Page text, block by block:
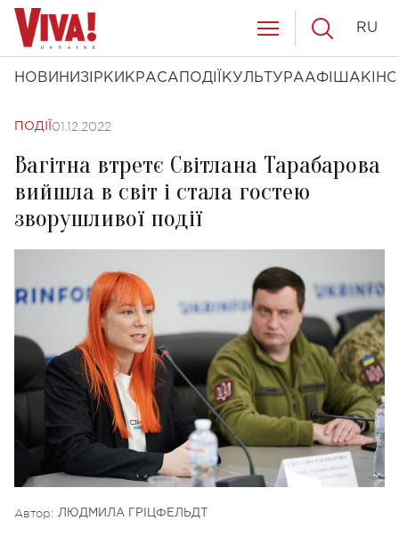
НОВИНИ ЗІРКИ КРАСА ПОДІЇ КУЛЬТУРААФІША КІНО
RU
ПОДІЇ 01.12.2022
Вагітна втретє Світлана Тарабарова
вийшла в світ і стала гостею
зворушливої події
Автор: ЛЮДМИЛА ГРІЦФЕЛЬДТ